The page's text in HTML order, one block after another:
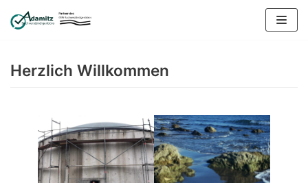
Zum
Inhalt
Herzlich Willkommen